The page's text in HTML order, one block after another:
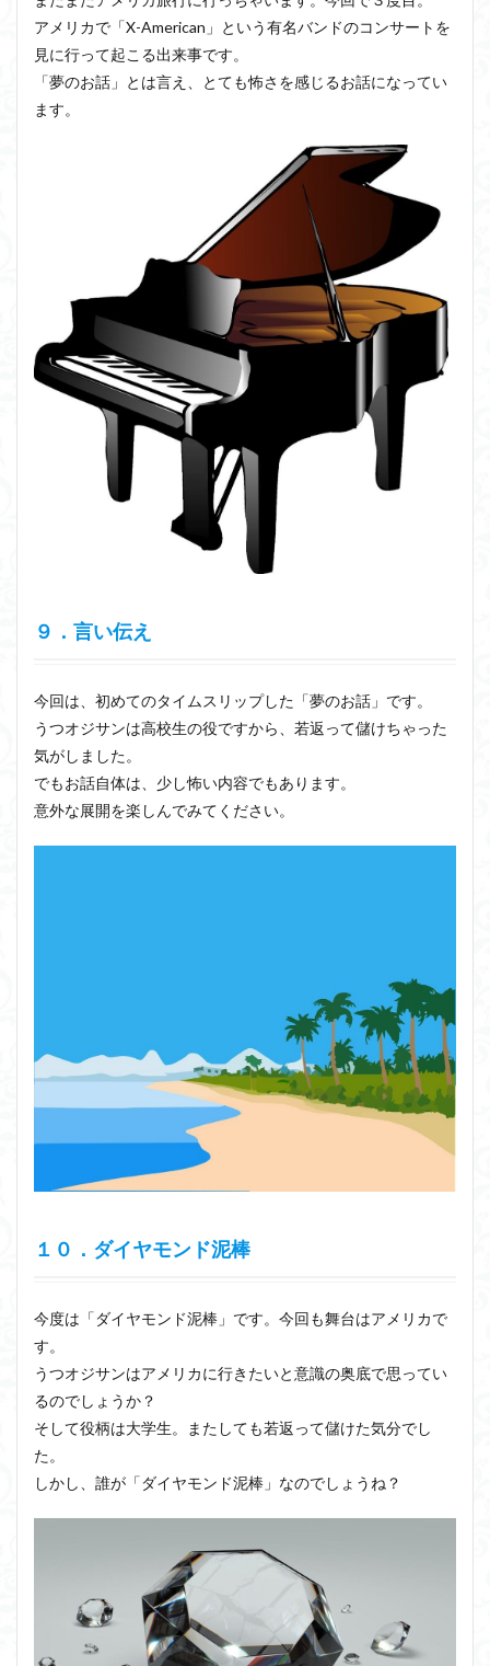
アメリカで「X-American」という有名バンドのコンサートを
見に行って起こる出来事です。
「夢のお話」とは言え、とても怖さを感じるお話になってい
ます。
９．言い伝え
今回は、初めてのタイムスリップした「夢のお話」です。
うつオジサンは高校生の役ですから、若返って儲けちゃった
気がしました。
でもお話自体は、少し怖い内容でもあります。
意外な展開を楽しんでみてください。
１０．ダイヤモンド泥棒
今度は「ダイヤモンド泥棒」です。今回も舞台はアメリカで
す。
うつオジサンはアメリカに行きたいと意識の奥底で思ってい
るのでしょうか？
そして役柄は大学生。またしても若返って儲けた気分でし
た。
しかし、誰が「ダイヤモンド泥棒」なのでしょうね？